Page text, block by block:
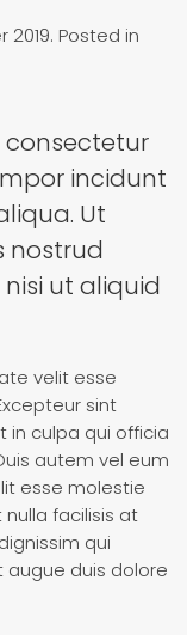
2019. Posted in
consectetur
incidunt
Ut
nostrud
ut aliquid
velit esse
sint
culpa qui officia
autem vel eum
esse molestie
facilisis at
qui
augue duis dolore